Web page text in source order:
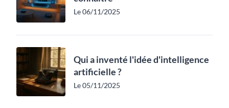
Le 06/11/2025
Qui a inventé l'idée d'intelligence
artificielle ?
Le 05/11/2025